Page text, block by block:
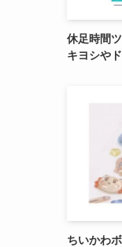
休足時間
キヨシや
ちいかわ